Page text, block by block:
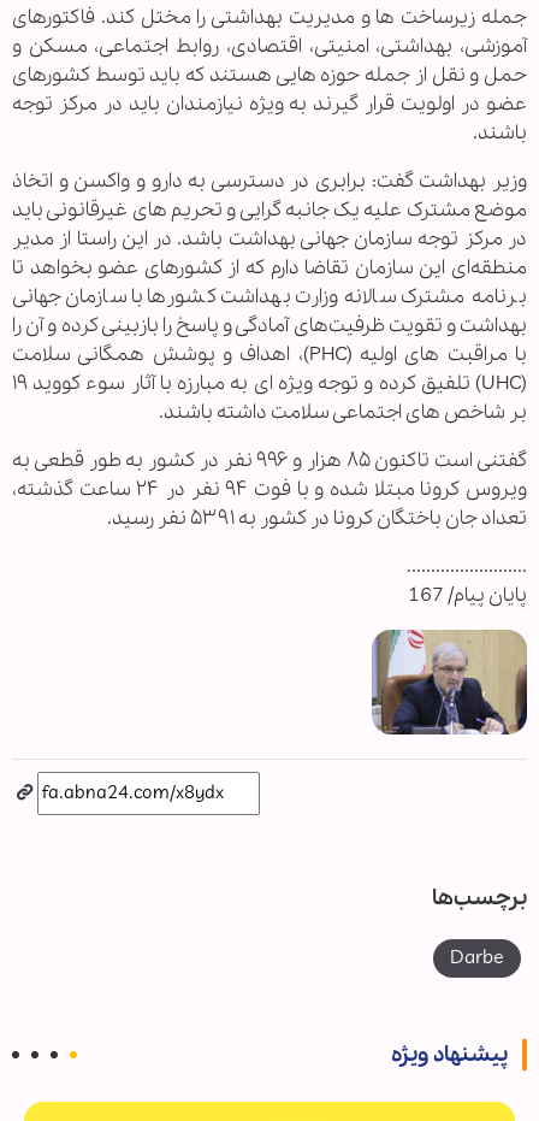
جمله زیرساخت ها و مدیریت بهداشتی را مختل کند. فاکتورهای
آموزشی، بهداشتی، امنیتی، اقتصادی، روابط اجتماعی، مسکن و
حمل و نقل از جمله حوزه هایی هستند که باید توسط کشورهای
عضو در اولویت قرار گیرند به ویژه نیازمندان باید در مرکز توجه
باشند.
وزیر بهداشت گفت: برابری در دسترسی به دارو و واکسن و اتخاذ
موضع مشترک علیه یک جانبه گرایی و تحریم های غیرقانونی باید
در مرکز توجه سازمان جهانی بهداشت باشد. در این راستا از مدیر
منطقه‌ای این سازمان تقاضا دارم که از کشورهای عضو بخواهد تا
برنامه مشترک سالانه وزارت بهداشت کشورها با سازمان جهانی
بهداشت و تقویت ظرفیت‌های آمادگی و پاسخ را بازبینی کرده و آن را
با مراقبت های اولیه (PHC)، اهداف و پوشش همگانی سلامت
(UHC) تلفیق کرده و توجه ویژه ای به مبارزه با آثار سوء کووید ۱۹
بر شاخص های اجتماعی سلامت داشته باشند.
گفتنی است تاکنون ۸۵ هزار و ۹۹۶ نفر در کشور به طور قطعی به
ویروس کرونا مبتلا شده و با فوت ۹۴ نفر در ۲۴ ساعت گذشته،
تعداد جان باختگان کرونا در کشور به ۵۳۹۱ نفر رسید.
.........................
پایان پیام/ 167
برچسب‌ها
Darbe
پیشنهاد ویژه